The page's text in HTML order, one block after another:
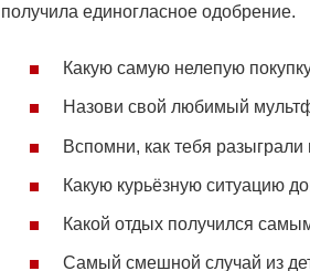
получила единогласное одобрение.
Какую самую нелепую
Назови свой любимый
Вспомни, как тебя
Какую курьёзную ситуацию
Какой отдых получился
Самый смешной случай из